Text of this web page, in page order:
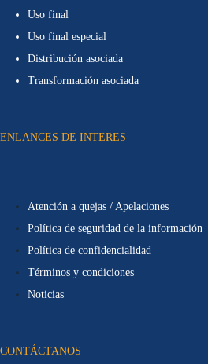
Uso final
Uso final especial
Distribución asociada
Transformación asociada
ENLANCES DE INTERES
Atención a quejas / Apelaciones
Política de seguridad de la información
Política de confidencialidad
Términos y condiciones
Noticias
CONTÁCTANOS